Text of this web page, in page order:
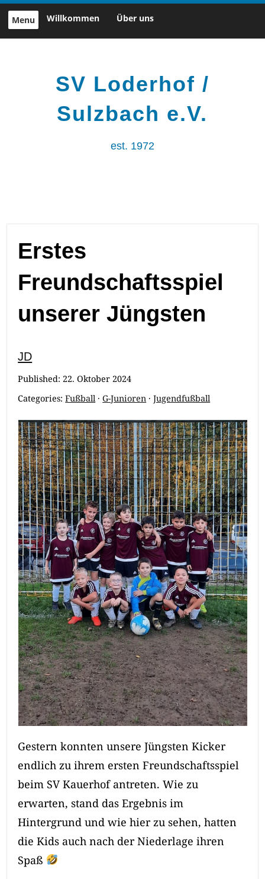
Skip
content
Menu Willkommen Über uns
SV Loderhof /
Sulzbach e.V.
est. 1972
Erstes
Freundschaftsspiel
unserer Jüngsten
JD
Published:22. Oktober 2024
Categories:Fußball ·G-Junioren ·Jugendfußball
Gestern konnten unsere Jüngsten Kicker
endlich zu ihrem ersten Freundschaftsspiel
beim SV Kauerhof antreten. Wie zu
erwarten, stand das Ergebnis im
Hintergrund und wie hier zu sehen, hatten
die Kids auch nach der Niederlage ihren
Spaß